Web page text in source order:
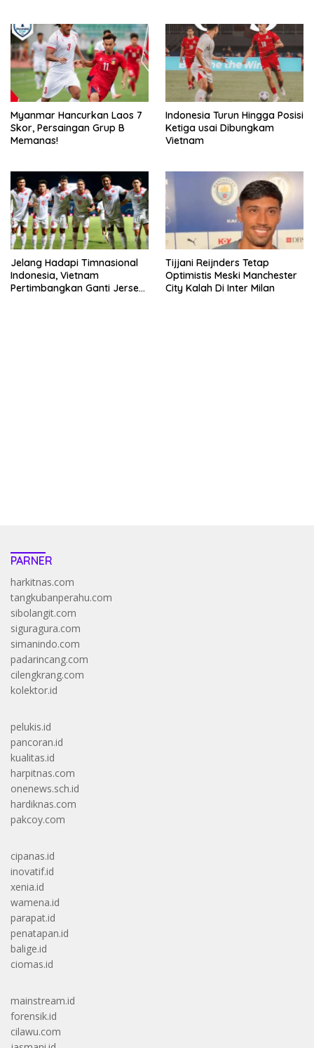
Myanmar Hancurkan Laos 7
Skor, Persaingan Grup B
Memanas!
Indonesia Turun Hingga Posisi
Ketiga usai Dibungkam
Vietnam
Jelang Hadapi Timnasional
Indonesia, Vietnam
Pertimbangkan Ganti Jersey
Tijjani Reijnders Tetap
Optimistis Meski Manchester
City Kalah Di Inter Milan
PARNER
harkitnas.com
tangkubanperahu.com
sibolangit.com
siguragura.com
simanindo.com
padarincang.com
cilengkrang.com
kolektor.id
pelukis.id
pancoran.id
kualitas.id
harpitnas.com
onenews.sch.id
hardiknas.com
pakcoy.com
cipanas.id
inovatif.id
xenia.id
wamena.id
parapat.id
penatapan.id
balige.id
ciomas.id
mainstream.id
forensik.id
cilawu.com